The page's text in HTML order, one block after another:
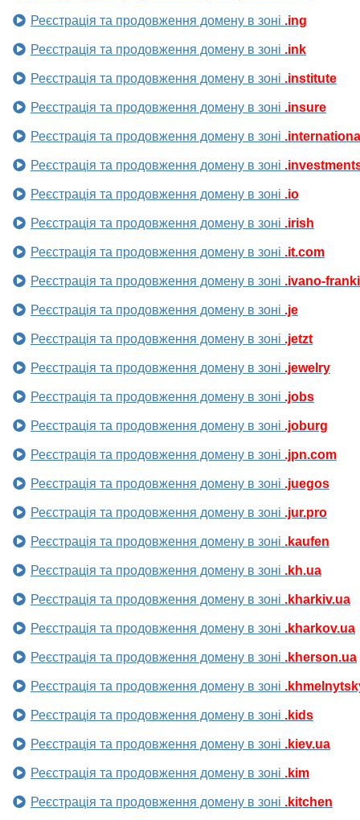
Реєстрація та продовження домену в зоні .ing
Реєстрація та продовження домену в зоні .ink
Реєстрація та продовження домену в зоні .institute
Реєстрація та продовження домену в зоні .insure
Реєстрація та продовження домену в зоні
Реєстрація та продовження домену в зоні
Реєстрація та продовження домену в зоні .io
Реєстрація та продовження домену в зоні .irish
Реєстрація та продовження домену в зоні .it.com
Реєстрація та продовження домену в зоні .ivano-
Реєстрація та продовження домену в зоні .je
Реєстрація та продовження домену в зоні .jetzt
Реєстрація та продовження домену в зоні .jewelry
Реєстрація та продовження домену в зоні .jobs
Реєстрація та продовження домену в зоні .joburg
Реєстрація та продовження домену в зоні .jpn.com
Реєстрація та продовження домену в зоні .juegos
Реєстрація та продовження домену в зоні .jur.pro
Реєстрація та продовження домену в зоні .kaufen
Реєстрація та продовження домену в зоні .kh.ua
Реєстрація та продовження домену в зоні .kharkiv.ua
Реєстрація та продовження домену в зоні .kharkov.ua
Реєстрація та продовження домену в зоні .kherson.ua
Реєстрація та продовження домену в зоні
Реєстрація та продовження домену в зоні .kids
Реєстрація та продовження домену в зоні .kiev.ua
Реєстрація та продовження домену в зоні .kim
Реєстрація та продовження домену в зоні .kitchen